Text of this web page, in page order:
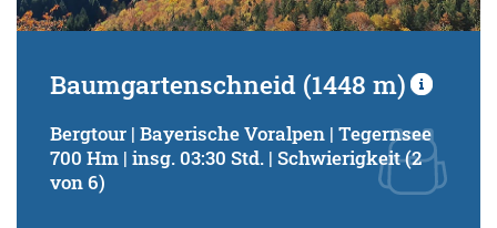
Baumgartenschneid (1448 m)
Bergtour | Bayerische Voralpen | Tegernsee
700 Hm | insg. 03:30 Std. | Schwierigkeit (2
von 6)